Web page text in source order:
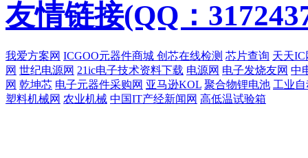
友情链接(QQ：
我爱方案网 ICGOO元器件商城 创芯在线检测 芯片查询 天天IC
网 世纪电源网 21ic电子技术资料下载 电源网 电子发烧友网 中
网 乾坤芯 电子元器件采购网 亚马逊KOL 聚合物锂电池 工业
塑料机械网 农业机械 中国IT产经新闻网 高低温试验箱